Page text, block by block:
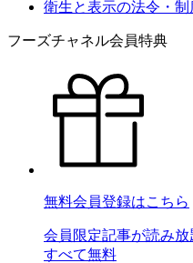
衛生と表示の法令・制
フーズチャネル会員特典
無料会員登録はこちら
会員限定記事が読み
すべて無料